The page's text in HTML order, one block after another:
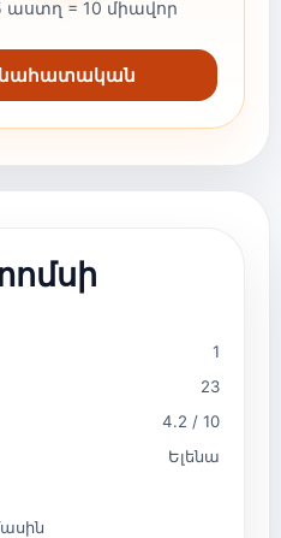
աստղ = 10 միավոր
1
23
4.2 / 10
Ելենա